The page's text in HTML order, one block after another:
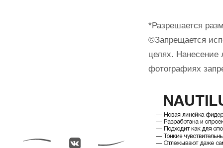
*Разрешается
©Запрещается
целях. Нанесение
фотографиях